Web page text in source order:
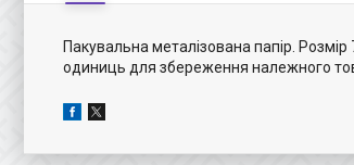
Пакувальна металізована папір.
одиниць для збереження належного